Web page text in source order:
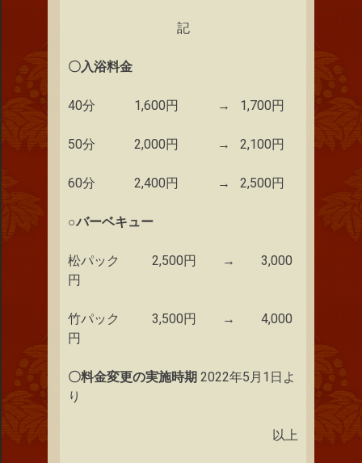
記
〇入浴料金
40分 1,600円 → 1,700円
50分 2,000円 → 2,100円
60分 2,400円 → 2,500円
○バーベキュー
松パック 2,500円 → 3,000
円
竹パック 3,500円 → 4,000
円
〇料金変更の実施時期 2022年5月1日よ
り
以上